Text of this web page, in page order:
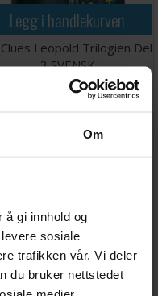
Om
å gi innhold og
sosiale
trafikken vår. Vi deler
du bruker nettstedet
Legg i handlekurven
Leopold Trilogien Del
3 SVENSK
Antall på
lager:1
Legg i handlekurven